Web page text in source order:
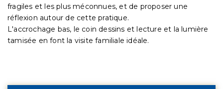
fragiles et les plus méconnues, et de proposer une
réflexion autour de cette pratique.
L'accrochage bas, le coin dessins et lecture et la lumière
tamisée en font la visite familiale idéale.